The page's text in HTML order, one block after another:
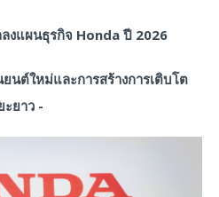
งแผนธุรกิจ Honda ปี 2026
นต์ใหม่และการสร้างการเติบโต
ะยาว -